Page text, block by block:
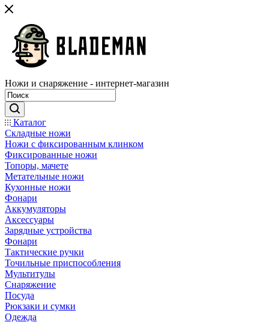
Ножи и снаряжение - интернет-магазин
Каталог
Складные ножи
Ножи с фиксированным клинком
Фиксированные ножи
Топоры, мачете
Метательные ножи
Кухонные ножи
Фонари
Аккумуляторы
Аксессуары
Зарядные устройства
Фонари
Тактические ручки
Точильные приспособления
Мультитулы
Снаряжение
Посуда
Рюкзаки и сумки
Одежда